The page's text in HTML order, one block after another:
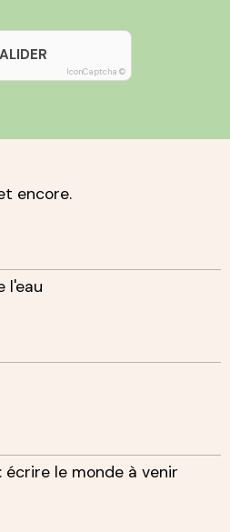
IconCaptcha ©
encore.
l'eau
: écrire le monde à venir